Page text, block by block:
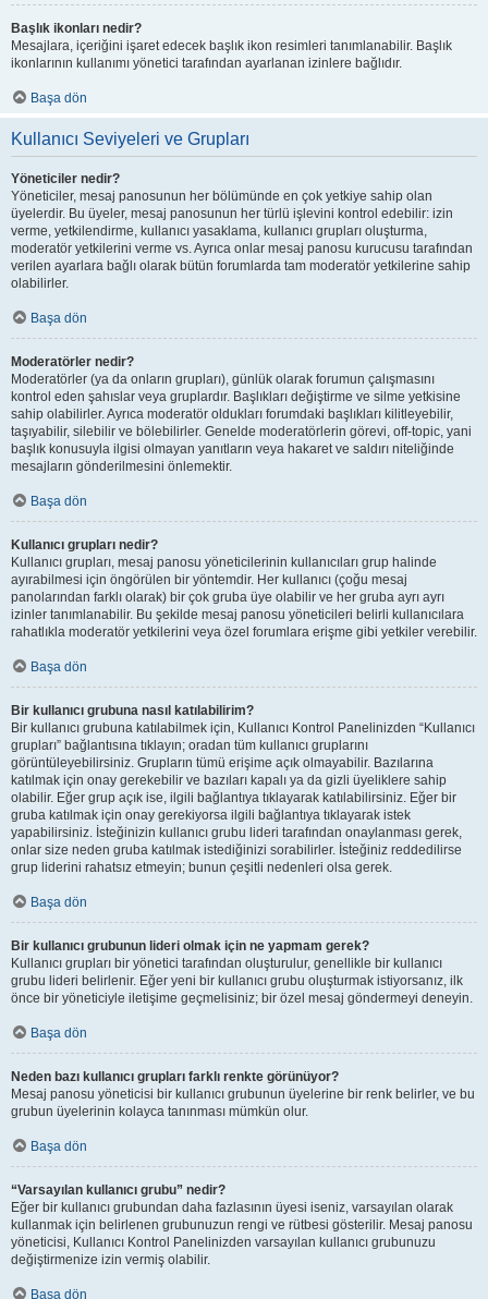
Başlık ikonları nedir?
Mesajlara, içeriğini işaret edecek başlık ikon resimleri tanımlanabilir. Başlık
ikonlarının kullanımı yönetici tarafından ayarlanan izinlere bağlıdır.
Başa dön
Kullanıcı Seviyeleri ve Grupları
Yöneticiler nedir?
Yöneticiler, mesaj panosunun her bölümünde en çok yetkiye sahip olan
üyelerdir. Bu üyeler, mesaj panosunun her türlü işlevini kontrol edebilir: izin
verme, yetkilendirme, kullanıcı yasaklama, kullanıcı grupları oluşturma,
moderatör yetkilerini verme vs. Ayrıca onlar mesaj panosu kurucusu tarafından
verilen ayarlara bağlı olarak bütün forumlarda tam moderatör yetkilerine sahip
olabilirler.
Başa dön
Moderatörler nedir?
Moderatörler (ya da onların grupları), günlük olarak forumun çalışmasını
kontrol eden şahıslar veya gruplardır. Başlıkları değiştirme ve silme yetkisine
sahip olabilirler. Ayrıca moderatör oldukları forumdaki başlıkları kilitleyebilir,
taşıyabilir, silebilir ve bölebilirler. Genelde moderatörlerin görevi, off-topic, yani
başlık konusuyla ilgisi olmayan yanıtların veya hakaret ve saldırı niteliğinde
mesajların gönderilmesini önlemektir.
Başa dön
Kullanıcı grupları nedir?
Kullanıcı grupları, mesaj panosu yöneticilerinin kullanıcıları grup halinde
ayırabilmesi için öngörülen bir yöntemdir. Her kullanıcı (çoğu mesaj
panolarından farklı olarak) bir çok gruba üye olabilir ve her gruba ayrı ayrı
izinler tanımlanabilir. Bu şekilde mesaj panosu yöneticileri belirli kullanıcılara
rahatlıkla moderatör yetkilerini veya özel forumlara erişme gibi yetkiler verebilir.
Başa dön
Bir kullanıcı grubuna nasıl katılabilirim?
Bir kullanıcı grubuna katılabilmek için, Kullanıcı Kontrol Panelinizden “Kullanıcı
grupları” bağlantısına tıklayın; oradan tüm kullanıcı gruplarını
görüntüleyebilirsiniz. Grupların tümü erişime açık olmayabilir. Bazılarına
katılmak için onay gerekebilir ve bazıları kapalı ya da gizli üyeliklere sahip
olabilir. Eğer grup açık ise, ilgili bağlantıya tıklayarak katılabilirsiniz. Eğer bir
gruba katılmak için onay gerekiyorsa ilgili bağlantıya tıklayarak istek
yapabilirsiniz. İsteğinizin kullanıcı grubu lideri tarafından onaylanması gerek,
onlar size neden gruba katılmak istediğinizi sorabilirler. İsteğiniz reddedilirse
grup liderini rahatsız etmeyin; bunun çeşitli nedenleri olsa gerek.
Başa dön
Bir kullanıcı grubunun lideri olmak için ne yapmam gerek?
Kullanıcı grupları bir yönetici tarafından oluşturulur, genellikle bir kullanıcı
grubu lideri belirlenir. Eğer yeni bir kullanıcı grubu oluşturmak istiyorsanız, ilk
önce bir yöneticiyle iletişime geçmelisiniz; bir özel mesaj göndermeyi deneyin.
Başa dön
Neden bazı kullanıcı grupları farklı renkte görünüyor?
Mesaj panosu yöneticisi bir kullanıcı grubunun üyelerine bir renk belirler, ve bu
grubun üyelerinin kolayca tanınması mümkün olur.
Başa dön
“Varsayılan kullanıcı grubu” nedir?
Eğer bir kullanıcı grubundan daha fazlasının üyesi iseniz, varsayılan olarak
kullanmak için belirlenen grubunuzun rengi ve rütbesi gösterilir. Mesaj panosu
yöneticisi, Kullanıcı Kontrol Panelinizden varsayılan kullanıcı grubunuzu
değiştirmenize izin vermiş olabilir.
Başa dön